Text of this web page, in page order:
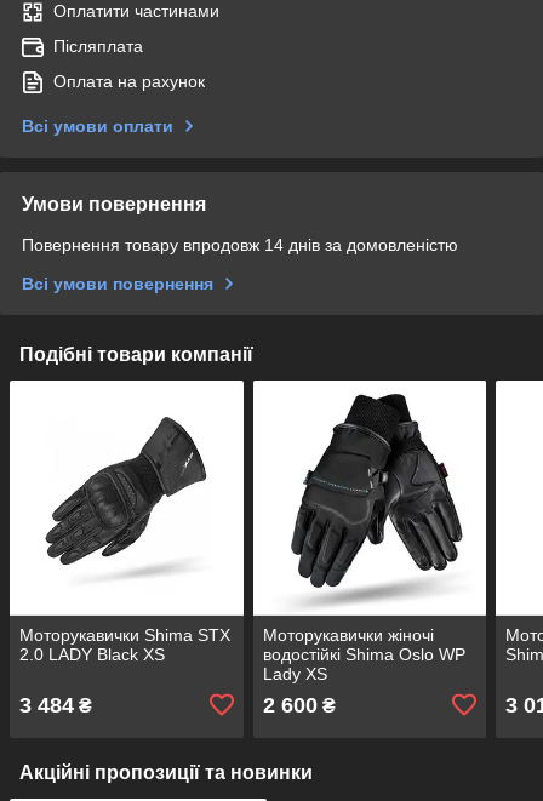
Оплатити частинами
Післяплата
Оплата на рахунок
Всі умови оплати
Умови повернення
Повернення товару впродовж 14 днів за домовленістю
Всі умови повернення
Подібні товари компанії
Моторукавички Shima STX
2.0 LADY Black XS
3 484 ₴
Моторукавички жіночі
водостійкі Shima Oslo WP
Lady XS
2 600₴ 3
Акційні пропозиції та новинки